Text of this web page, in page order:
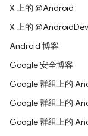
X 上的 @Android
X 上的 @AndroidDev
Android 博客
Google 安全博客
Google 群组上的
Google 群组上的
Google 群组上的